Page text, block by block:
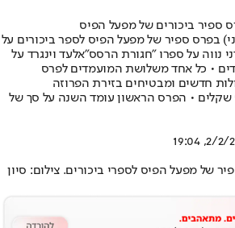
ספיר ביכורים של מפעל הפיס
בפרס ספיר של מפעל הפיס לספר ביכורים על
נווה על ספרו "חגורת הרסס"אלעד וינגרד על
• כל אחד משלושת המועמדים לפרס
חדשים ומבטיחים בזירת הפרוזה
– קיבל 30 אלף שקלים • הפרס הראשון עומד השנה על סך של
2/2/
של מפעל הפיס לספרי ביכורים. צילום: סיון